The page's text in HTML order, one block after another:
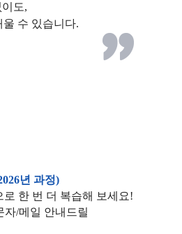
도,
수 있습니다.
년 과정)
한 번 더 복습해 보세요!
/메일 안내드릴